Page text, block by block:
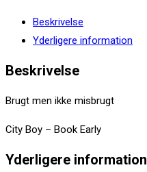
Beskrivelse
Yderligere information
Beskrivelse
Brugt men ikke misbrugt
City Boy – Book Early
Yderligere information